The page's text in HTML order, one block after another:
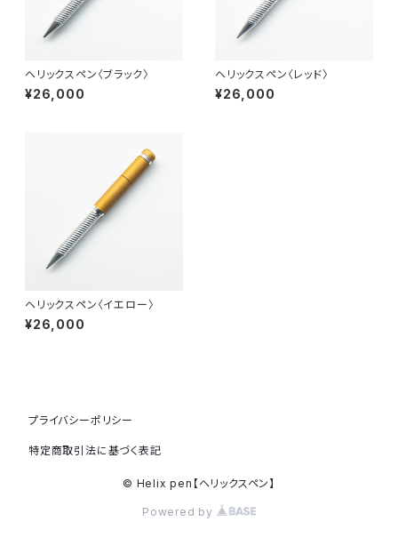
ヘリックスペン〈ブラック〉
¥26,000
ヘリックスペン〈レッド〉
¥26,000
ヘリックスペン〈イエロー〉
¥26,000
プライバシーポリシー
特定商取引法に基づく表記
© Helix pen【ヘリックスペン】
Powered by